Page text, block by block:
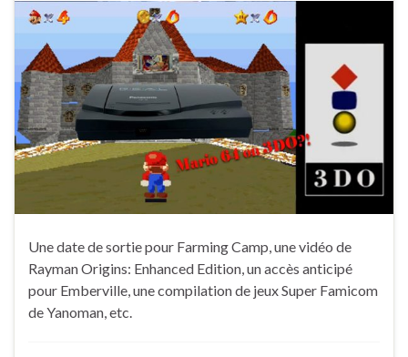
Une date de sortie pour Farming Camp, une vidéo de
Rayman Origins: Enhanced Edition, un accès anticipé
pour Emberville, une compilation de jeux Super Famicom
de Yanoman, etc.